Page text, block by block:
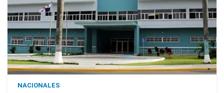
NACIONALES